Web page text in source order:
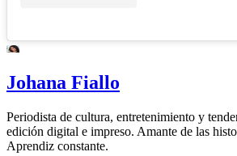
Johana Fiallo
Periodista de cultura, entretenimiento y
edición digital e impreso. Amante de las
Aprendiz constante.